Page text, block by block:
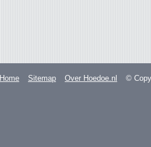
Home Sitemap Over Hoedoe.nl ©